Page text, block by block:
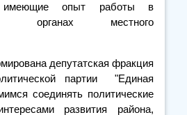
имеющие опыт работы в
органах местного
депутатская фракция
партии "Единая
соединять политические
развития района,